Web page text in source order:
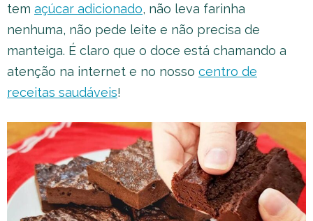
tem açúcar adicionado, não leva farinha
nenhuma, não pede leite e não precisa de
manteiga. É claro que o doce está chamando a
atenção na internet e no nosso centro de
receitas saudáveis!